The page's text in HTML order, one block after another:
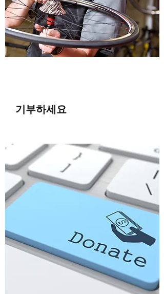
기부하세요